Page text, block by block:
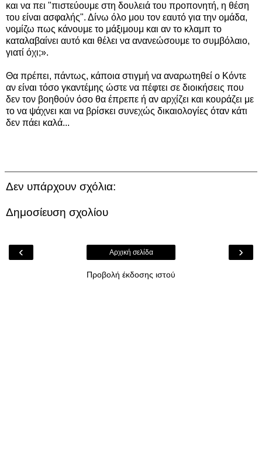
και να πει "πιστεύουμε στη δουλειά του προπονητή, η θέση
του είναι ασφαλής". Δίνω όλο μου τον εαυτό για την ομάδα,
νομίζω πως κάνουμε το μάξιμουμ και αν το κλαμπ το
καταλαβαίνει αυτό και θέλει να ανανεώσουμε το συμβόλαιο,
γιατί όχι;».
Θα πρέπει, πάντως, κάποια στιγμή να αναρωτηθεί ο Κόντε
αν είναι τόσο γκαντέμης ώστε να πέφτει σε διοικήσεις που
δεν τον βοηθούν όσο θα έπρεπε ή αν αρχίζει και κουράζει με
το να ψάχνει και να βρίσκει συνεχώς δικαιολογίες όταν κάτι
δεν πάει καλά...
Δεν υπάρχουν σχόλια:
Δημοσίευση σχολίου
‹ ›
Αρχική σελίδα
Προβολή έκδοσης ιστού